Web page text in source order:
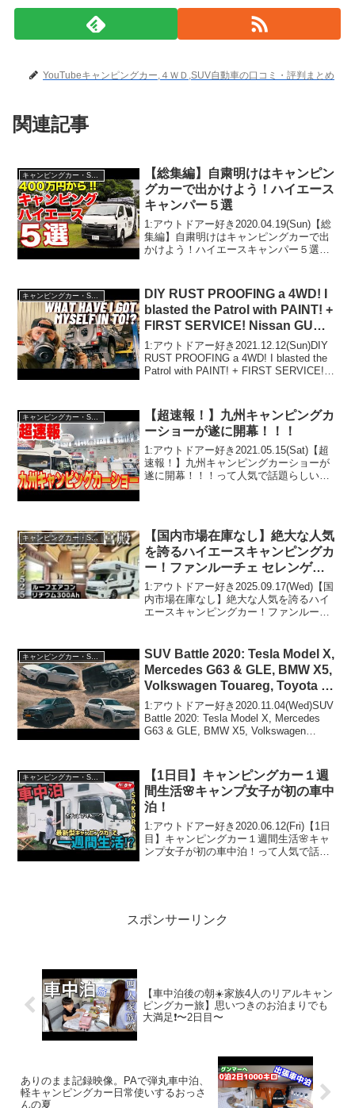
YouTubeキャンピングカー,４ＷＤ,SUV自動車の口コミ・評判まとめ
関連記事
【総集編】自粛明けはキャンピン
グカーで出かけよう！ハイエース
キャンパー５選
1:アウトドアー好き2020.04.19(Sun)【総
集編】自粛明けはキャンピングカーで出
かけよう！ハイエースキャンパー５選っ
2020.04.19(Sun)この動画は注目です！3:
ア...
キャンピングカー・SUV人気車種
DIY RUST PROOFING a 4WD! I
blasted the Patrol with PAINT! +
FIRST SERVICE! Nissan GU
Patrol Build #3
1:アウトドアー好き2021.12.12(Sun)DIY
RUST PROOFING a 4WD! I blasted the
Patrol with PAINT! + FIRST SERVICE!
【超速報！】九州キャンピングカ
ーショーが遂に開幕！！！
1:アウトドアー好き2021.05.15(Sat)【超
速報！】九州キャンピングカーショーが
遂に開幕！！！って人気で話題らしい
キャンピングカー・SUV人気車種
【国内市場在庫なし】絶大な人気
を誇るハイエースキャンピングカ
ー！ファンルーチェ セレンゲテ
ィ525
1:アウトドアー好き2025.09.17(Wed)【国
内市場在庫なし】絶大な人気を誇るハイ
エースキャンピングカー！ファンルーチ
好き2025.09.17(Wed)こ...
SUV Battle 2020: Tesla Model X,
Mercedes G63 & GLE, BMW X5,
Volkswagen Touareg, Toyota FJ
Cruiser
1:アウトドアー好き2020.11.04(Wed)SUV
Battle 2020: Tesla Model X, Mercedes
G63 & GLE, BMW X5, Volkswagen
【1日目】キャンピングカー１週
間生活🌸キャンプ女子が初の車中
泊！
1:アウトドアー好き2020.06.12(Fri)【1日
目】キャンピングカー１週間生活🌸キャ
ンプ女子が初の車中泊！って人気で話題
スポンサーリンク
【車中泊後の朝☀️家族4人のリアルキャン
ピングカー旅】思いつきのお泊まりでも
大満足❗️〜2日目〜
ありのまま記録映像。PAで弾丸車中泊、
軽キャンピングカー日常使いするおっさ
んの夏